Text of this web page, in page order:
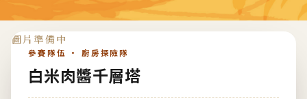
參賽隊伍 · 廚房探險隊
白米肉醬千層塔